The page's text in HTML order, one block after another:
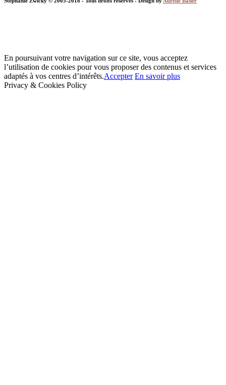
En poursuivant votre navigation sur ce site, vous acceptez
l’utilisation de cookies pour vous proposer des contenus et services
adaptés à vos centres d’intérêts.Accepter En savoir plus
Privacy & Cookies Policy